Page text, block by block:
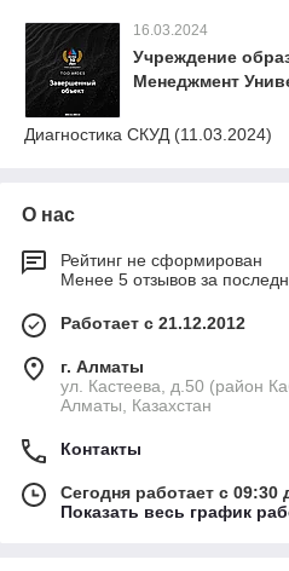
16.03.2024
Учреждение
Менеджмент
Диагностика СКУД (11.03.2024)
О нас
Рейтинг не сформирован
Менее 5 отзывов за
Работает с 21.12.2012
г. Алматы
ул. Кастеева, д.50 (район
Алматы, Казахстан
Контакты
Сегодня работает с 09:30
Показать весь график